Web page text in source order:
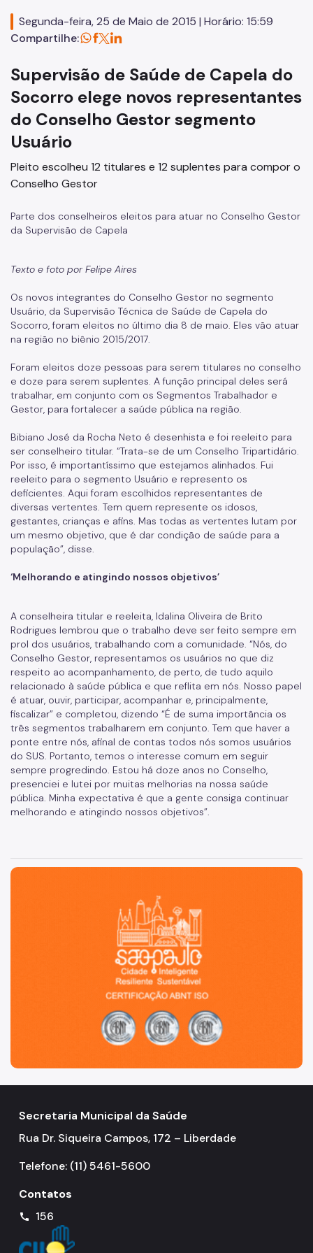
Assessoria de Comunicação - Ascom
Assessoria Parlamentar
Atenção Básica
Atenção Especializada
Atenção Hospitalar
Biblioteca de Saúde
Comitê de Ética em Pesquisa com Seres Humanos
Conselho Municipal de Saúde
Coordenadoria de Controle Interno
Infecções Sexualmente Transmissíveis - IST/AIDS
Epidemiologia e Informação - CEInfo
Escola Municipal de Saúde - EMS
Gestão de Pessoas
Gestão Participativa
Hospital do Servidor Público Municipal
Judicialização da Saúde
Editais / Consulta Pública
Manuais de Identidade Visual
Notícias
Ouvidoria
Proteção de Dados e Privacidade
SAMU 192
Tecnologia da Informação e Comunicação
Vigilância em Saúde
Segunda-feira, 25 de Maio de 2015 | Horário: 15:59
Compartilhe:
Supervisão de Saúde de Capela do
Socorro elege novos representantes
do Conselho Gestor segmento
Usuário
Pleito escolheu 12 titulares e 12 suplentes para compor o
Conselho Gestor
Parte dos conselheiros eleitos para atuar no Conselho Gestor
da Supervisão de Capela
Texto e foto por Felipe Aires
Os novos integrantes do Conselho Gestor no segmento
Usuário, da Supervisão Técnica de Saúde de Capela do
Socorro, foram eleitos no último dia 8 de maio. Eles vão atuar
na região no biênio 2015/2017.
Foram eleitos doze pessoas para serem titulares no conselho
e doze para serem suplentes. A função principal deles será
trabalhar, em conjunto com os Segmentos Trabalhador e
Gestor, para fortalecer a saúde pública na região.
Bibiano José da Rocha Neto é desenhista e foi reeleito para
ser conselheiro titular. “Trata-se de um Conselho Tripartidário.
Por isso, é importantíssimo que estejamos alinhados. Fui
reeleito para o segmento Usuário e represento os
deficientes. Aqui foram escolhidos representantes de
diversas vertentes. Tem quem represente os idosos,
gestantes, crianças e afins. Mas todas as vertentes lutam por
um mesmo objetivo, que é dar condição de saúde para a
população”, disse.
‘Melhorando e atingindo nossos objetivos’
A conselheira titular e reeleita, Idalina Oliveira de Brito
Rodrigues lembrou que o trabalho deve ser feito sempre em
prol dos usuários, trabalhando com a comunidade. “Nós, do
Conselho Gestor, representamos os usuários no que diz
respeito ao acompanhamento, de perto, de tudo aquilo
relacionado à saúde pública e que reflita em nós. Nosso papel
é atuar, ouvir, participar, acompanhar e, principalmente,
fiscalizar” e completou, dizendo “É de suma importância os
três segmentos trabalharem em conjunto. Tem que haver a
ponte entre nós, afinal de contas todos nós somos usuários
do SUS. Portanto, temos o interesse comum em seguir
sempre progredindo. Estou há doze anos no Conselho,
presenciei e lutei por muitas melhorias na nossa saúde
pública. Minha expectativa é que a gente consiga continuar
melhorando e atingindo nossos objetivos”.
São Paulo, cidade inteligente, resiliente e sustentável
Secretaria Municipal da Saúde
Rua Dr. Siqueira Campos, 172 – Liberdade
Telefone: (11) 5461-5600
Contatos
call 156